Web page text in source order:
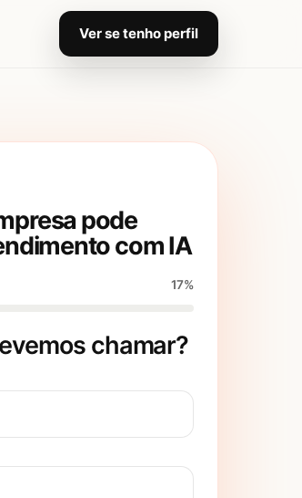
Ver se tenho perfil
pode
com IA
17%
chamar?